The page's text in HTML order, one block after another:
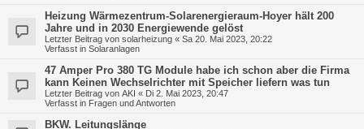
Heizung Wärmezentrum-Solarenergieraum-Hoyer hält 200
Jahre und in 2030 Energiewende gelöst
Letzter Beitrag von solarheizung « Sa 20. Mai 2023, 20:22
Verfasst in Solaranlagen
47 Amper Pro 380 TG Module habe ich schon aber die Firma
kann Keinen Wechselrichter mit Speicher liefern was tun
Letzter Beitrag von AKI « Di 2. Mai 2023, 20:47
Verfasst in Fragen und Antworten
BKW. Leitungslänge